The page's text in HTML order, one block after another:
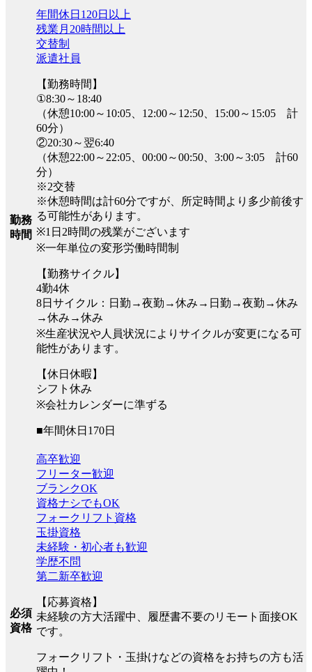
勤務
時間
年間休日120日以上
残業月20時間以上
交替制
派遣社員
【勤務時間】
①8:30～18:40
（休憩10:00～10:05、12:00～12:50、15:00～15:05 計
60分）
②20:30～翌6:40
（休憩22:00～22:05、00:00～00:50、3:00～3:05 計60
分）
※2交替
※休憩時間は計60分ですが、所定時間より多少前後す
る可能性があります。
※1日2時間の残業がございます
※一年単位の変形労働時間制
【勤務サイクル】
4勤4休
8日サイクル：日勤→夜勤→休み→日勤→夜勤→休み
→休み→休み
※生産状況や人員状況によりサイクルが変更になる可
能性があります。
【休日休暇】
シフト休み
※会社カレンダーに準ずる
■年間休日170日
必須
資格
高卒歓迎
フリーター歓迎
ブランクOK
資格ナシでもOK
フォークリフト資格
玉掛資格
未経験・初心者も歓迎
学歴不問
第二新卒歓迎
【応募資格】
未経験の方大活躍中、履歴書不要のリモート面接OK
です。
フォークリフト・玉掛けなどの資格をお持ちの方も活